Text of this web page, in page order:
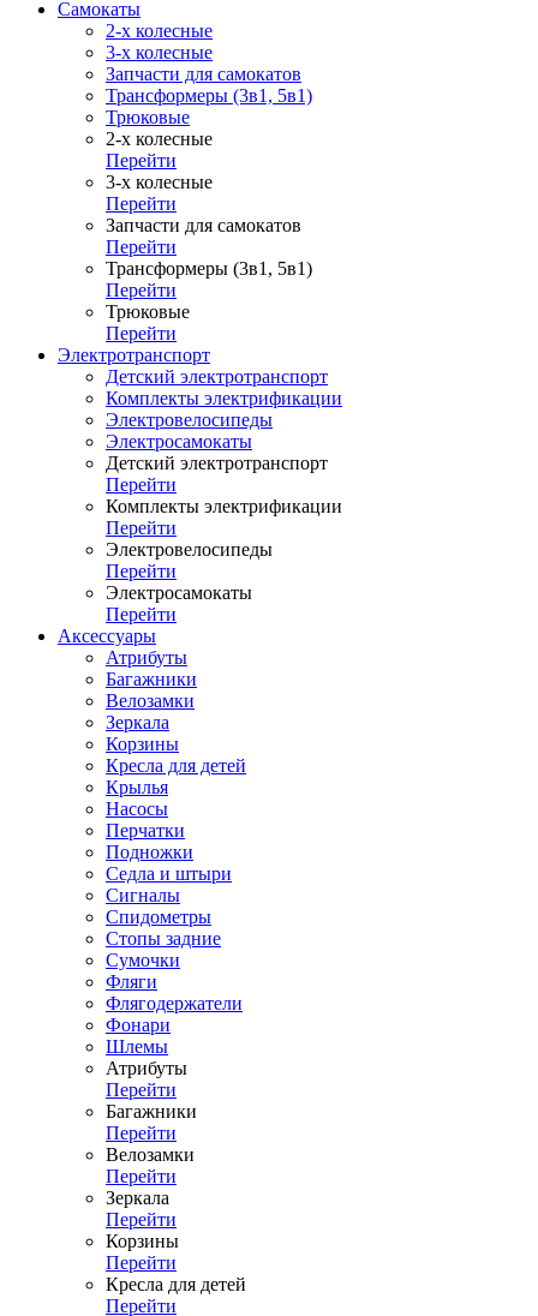
Самокаты
2-х колесные
3-х колесные
Запчасти для самокатов
Трансформеры (3в1, 5в1)
Трюковые
2-х колесные
Перейти
3-х колесные
Перейти
Запчасти для самокатов
Перейти
Трансформеры (3в1, 5в1)
Перейти
Трюковые
Перейти
Электротранспорт
Детский электротранспорт
Комплекты электрификации
Электровелосипеды
Электросамокаты
Детский электротранспорт
Перейти
Комплекты электрификации
Перейти
Электровелосипеды
Перейти
Электросамокаты
Перейти
Аксессуары
Атрибуты
Багажники
Велозамки
Зеркала
Корзины
Кресла для детей
Крылья
Насосы
Перчатки
Подножки
Седла и штыри
Сигналы
Спидометры
Стопы задние
Сумочки
Фляги
Флягодержатели
Фонари
Шлемы
Атрибуты
Перейти
Багажники
Перейти
Велозамки
Перейти
Зеркала
Перейти
Корзины
Перейти
Кресла для детей
Перейти